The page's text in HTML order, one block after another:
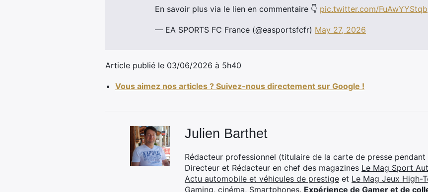
En savoir plus via le lien en commentaire 👇 pic.twitter.com/FuAwYYStqb
— EA SPORTS FC France (@easportsfcfr) May 27, 2026
Article publié le 03/06/2026 à 5h40
Vous aimez nos articles ? Suivez-nous directement sur Google !
Julien Barthet
Rédacteur professionnel (titulaire de la carte de presse pendant
Directeur et Rédacteur en chef des magazines Le Mag Sport
Actu automobile et véhicules de prestige et Le Mag Jeux High-
Gaming, cinéma, Smartphones. Expérience de Gamer et de